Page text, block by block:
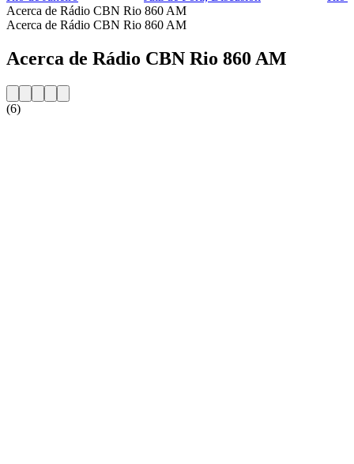
Acerca de Rádio CBN Rio 860 AM
Acerca de Rádio CBN Rio 860 AM
Acerca de Rádio CBN Rio 860 AM
(6)